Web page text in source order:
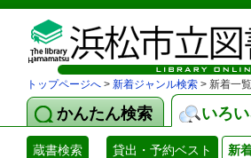
トップページへ > 新着ジャンル検索 > 新着一覧
かんたん検索 いろ
蔵書検索 貸出・予約ベスト 新